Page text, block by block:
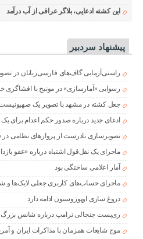
این کشته ادعایی، بلاگر عراقی از آب درآمد
پیشنهاد سردبیر
راستی‌آزمایی گاف‌های فارسی‌زبانان در
رسوایی «آمارسازی» در مونیخ با افشاگری
جعل کشته در مشهد با تصویر یک
ادعای جدید درباره صدور حکم اعدام برای
تصویرسازی نادرست از پروازهای نظامی در
ماجرای یک نقل‌قول اشتباه درباره «عفو
آمار اعلامی ساختگی بود
ماجرای حساب‌های کاربری جعلی لایک‌ها و
دروغ سازی اوپوزوسیون ادامه دارد
ری‌پست جنجالی ترامپ درباره شانس بزرگ
موج شایعات همزمان با مذاکرات ایران و